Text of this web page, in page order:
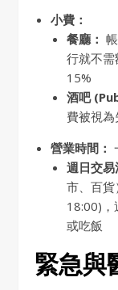
小費：
餐廳：
行就不
15%
酒吧
費被視為
營業時間：
週日交易
市、百
18:00)，
或吃飯
緊急與